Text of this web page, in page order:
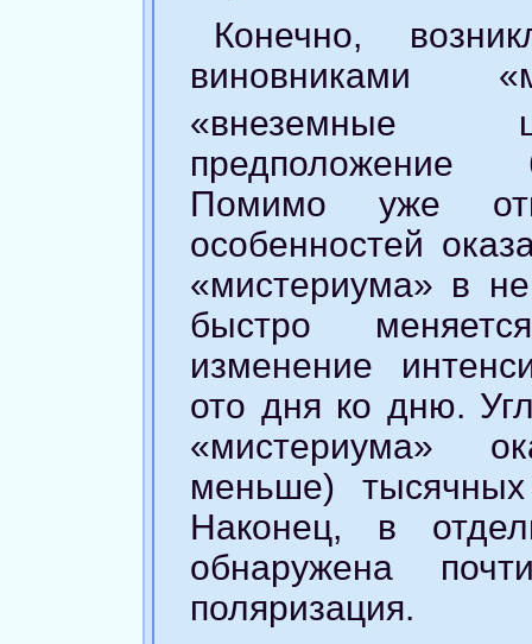
Конечно,
виновниками
«внеземные
предположение
Помимо уже
особенностей
«мистериума» в
быстро
изменение
ото дня ко дню.
«мистериума»
меньше)
Наконец, в
обнаружена
поляризация.